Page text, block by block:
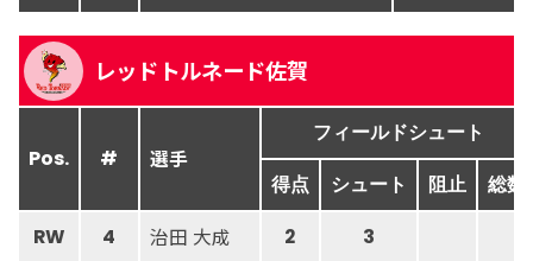
レッドトルネード佐賀
Pos. # 選手
フィールドシュート
得点 シュート 阻止 総数
RW 4 治田 大成 2 3